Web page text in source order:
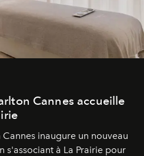
Cannes accueille
inaugure un nouveau
s'associant à La Prairie pour